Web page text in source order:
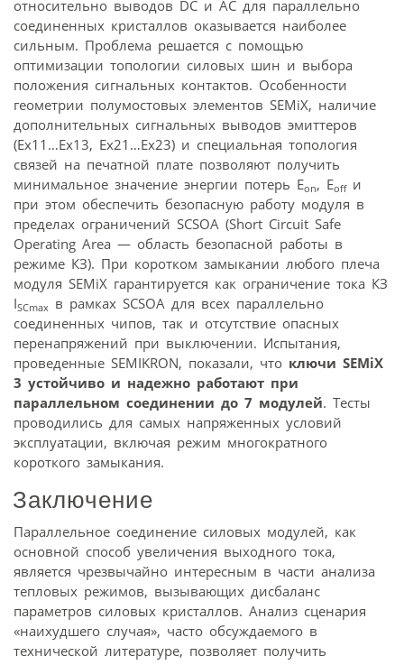
относительно выводов DC и АС для параллельно
соединенных кристаллов оказывается наиболее
сильным. Проблема решается с помощью
оптимизации топологии силовых шин и выбора
положения сигнальных контактов. Особенности
геометрии полумостовых элементов SEMiX, наличие
дополнительных сигнальных выводов эмиттеров
(Ех11…Ех13, Ех21…Ех23) и специальная топология
связей на печатной плате позволяют получить
минимальное значение энергии потерь Eon, Eoffи
при этом обеспечить безопасную работу модуля в
пределах ограничений SCSOA (Short Circuit Safe
Operating Area — область безопасной работы в
режиме КЗ). При коротком замыкании любого плеча
модуля SEMiX гарантируется как ограничение тока КЗ
ISCmax в рамках SCSOA для всех параллельно
соединенных чипов, так и отсутствие опасных
перенапряжений при выключении. Испытания,
проведенные SEMIKRON, показали, что ключи SEMiX
3 устойчиво и надежно работают при
параллельном соединении до 7 модулей. Тесты
проводились для самых напряженных условий
эксплуатации, включая режим многократного
короткого замыкания.
Заключение
Параллельное соединение силовых модулей, как
основной способ увеличения выходного тока,
является чрезвычайно интересным в части анализа
тепловых режимов, вызывающих дисбаланс
параметров силовых кристаллов. Анализ сценария
«наихудшего случая», часто обсуждаемого в
технической литературе, позволяет получить